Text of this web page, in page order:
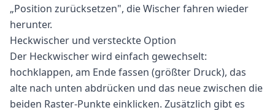
„Position zurücksetzen", die Wischer fahren wieder
herunter.
Heckwischer und versteckte Option
Der Heckwischer wird einfach gewechselt:
hochklappen, am Ende fassen (größter Druck), das
alte nach unten abdrücken und das neue zwischen die
beiden Raster-Punkte einklicken. Zusätzlich gibt es